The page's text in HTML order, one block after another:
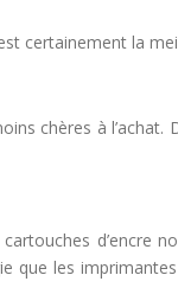
certainement la
chères à l’achat.
d’encre
les